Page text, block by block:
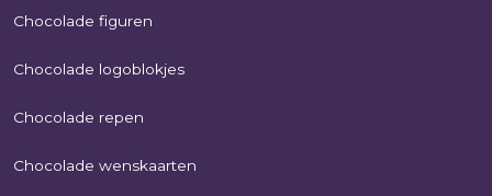
Chocolade figuren
Chocolade logoblokjes
Chocolade repen
Chocolade wenskaarten